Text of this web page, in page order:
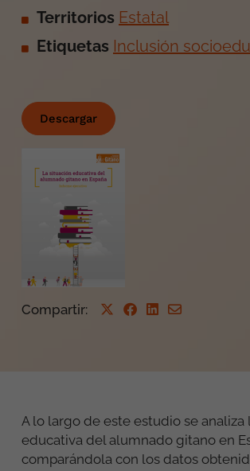
Territorios Estatal
Etiquetas Inclusión
Descargar
Compartir:
A lo largo de este estudio se analiza
educativa del alumnado gitano en
comparándola con los datos